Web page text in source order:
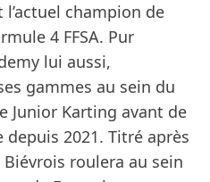
champion de
4 FFSA. Pur
lui aussi,
gammes au sein du
Junior Karting avant de
2021. Titré après
roulera au sein